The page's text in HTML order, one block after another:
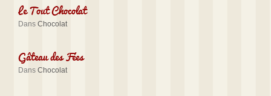
Le Tout Chocolat
Dans Chocolat
Gâteau des Fées
Dans Chocolat